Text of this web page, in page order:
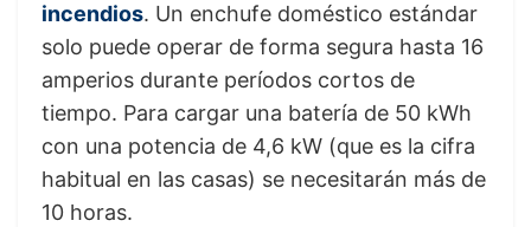
incendios. Un enchufe doméstico estándar
solo puede operar de forma segura hasta 16
amperios durante períodos cortos de
tiempo. Para cargar una batería de 50 kWh
con una potencia de 4,6 kW (que es la cifra
habitual en las casas) se necesitarán más de
10 horas.